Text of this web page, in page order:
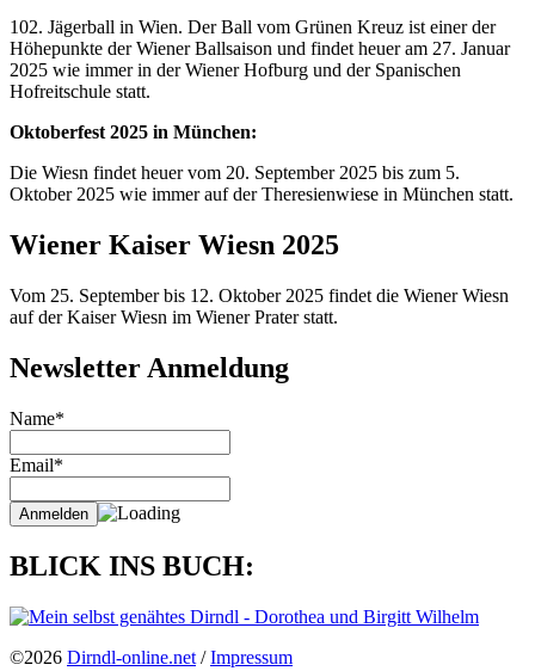
102. Jägerball in Wien. Der Ball vom Grünen Kreuz ist einer der
Höhepunkte der Wiener Ballsaison und findet heuer am 27. Januar
2025 wie immer in der Wiener Hofburg und der Spanischen
Hofreitschule statt.
Oktoberfest 2025 in München:
Die Wiesn findet heuer vom 20. September 2025 bis zum 5.
Oktober 2025 wie immer auf der Theresienwiese in München statt.
Wiener Kaiser Wiesn 2025
Vom 25. September bis 12. Oktober 2025 findet die Wiener Wiesn
auf der Kaiser Wiesn im Wiener Prater statt.
Newsletter Anmeldung
Name*
Email*
BLICK INS BUCH:
©2026 Dirndl-online.net /Impressum